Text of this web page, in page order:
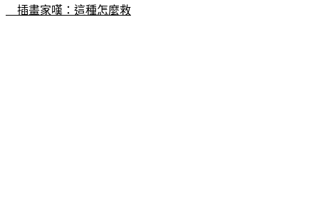
插畫家嘆：這種怎麼救